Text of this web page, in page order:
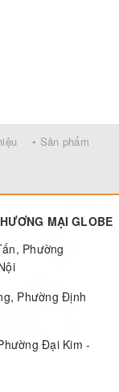
• Sản phẩm
MẠI GLOBE
Phường
Phường Định
Đại Kim -